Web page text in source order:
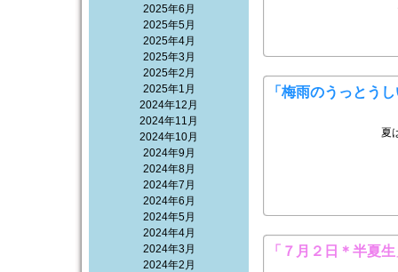
2025年6月
2025年5月
2025年4月
2025年3月
2025年2月
2025年1月
2024年12月
2024年11月
2024年10月
2024年9月
2024年8月
2024年7月
2024年6月
2024年5月
2024年4月
2024年3月
2024年2月
「梅雨のうっとう
夏
「７月２日＊半夏